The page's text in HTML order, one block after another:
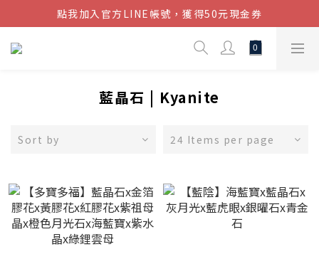
結帳金額滿$1080超取免運
點我加入官方LINE帳號，獲得50元現金券
結帳金額滿$1080超取免運
藍晶石 | Kyanite
Sort by 24 Items per page